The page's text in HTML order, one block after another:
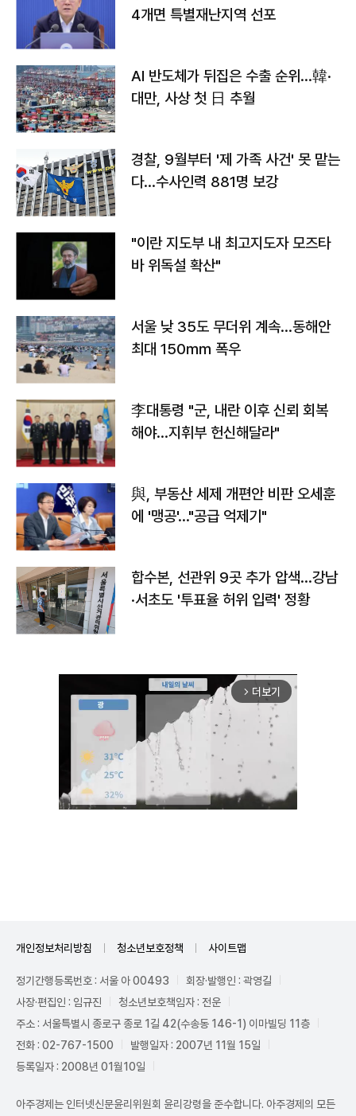
4개면 특별재난지역 선포
AI 반도체가 뒤집은 수출 순위…韓·
대만, 사상 첫 日 추월
경찰, 9월부터 '제 가족 사건' 못 맡는
다…수사인력 881명 보강
"이란 지도부 내 최고지도자 모즈타
바 위독설 확산"
서울 낮 35도 무더위 계속…동해안
최대 150㎜ 폭우
李대통령 "군, 내란 이후 신뢰 회복
해야…지휘부 헌신해달라"
與, 부동산 세제 개편안 비판 오세훈
에 '맹공'…"공급 억제기"
합수본, 선관위 9곳 추가 압색…강남
·서초도 '투표율 허위 입력' 정황
arrow_forward_ios 더보기
개인정보처리방침 청소년보호정책 사이트맵
정기간행등록번호 : 서울 아 00493
회장·발행인 : 곽영길
사장·편집인 : 임규진
청소년보호책임자 : 전운
주소 : 서울특별시 종로구 종로 1길 42(수송동 146-1) 이마빌딩 11층
전화 : 02-767-1500
발행일자 : 2007년 11월 15일
등록일자 : 2008년 01월10일
아주경제는 인터넷신문윤리위원회 윤리강령을 준수합니다. 아주경제의 모든